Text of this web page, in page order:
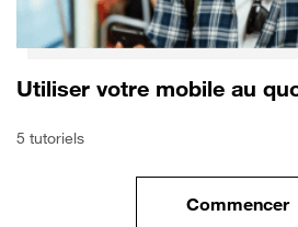
Utiliser votre mobile au
5 tutoriels
Commencer
le tuto